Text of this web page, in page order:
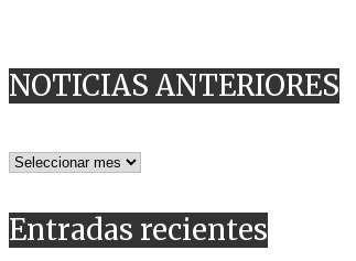
NOTICIAS ANTERIORES
NOTICIAS
Entradas recientes